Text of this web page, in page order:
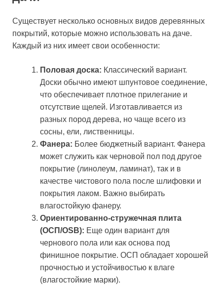
Существует несколько основных видов деревянных
покрытий, которые можно использовать на даче.
Каждый из них имеет свои особенности:
Половая доска: Классический вариант.
Доски обычно имеют шпунтовое соединение,
что обеспечивает плотное прилегание и
отсутствие щелей. Изготавливается из
разных пород дерева, но чаще всего из
сосны, ели, лиственницы.
Фанера: Более бюджетный вариант. Фанера
может служить как черновой пол под другое
покрытие (линолеум, ламинат), так и в
качестве чистового пола после шлифовки и
покрытия лаком. Важно выбирать
влагостойкую фанеру.
Ориентированно-стружечная плита
(ОСП/OSB): Еще один вариант для
чернового пола или как основа под
финишное покрытие. ОСП обладает хорошей
прочностью и устойчивостью к влаге
(влагостойкие марки).